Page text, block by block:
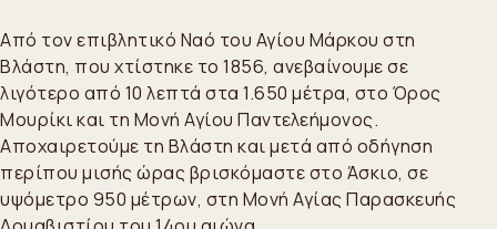
Από τον επιβλητικό Ναό του Αγίου Μάρκου στη
Βλάστη, που χτίστηκε το 1856, ανεβαίνουμε σε
λιγότερο από 10 λεπτά στα 1.650 μέτρα, στο Όρος
Μουρίκι και τη Μονή Αγίου Παντελεήμονος.
Αποχαιρετούμε τη Βλάστη και μετά από οδήγηση
περίπου μισής ώρας βρισκόμαστε στο Άσκιο, σε
υψόμετρο 950 μέτρων, στη Μονή Αγίας Παρασκευής